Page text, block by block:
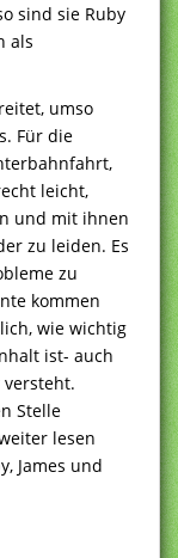
sind sie Ruby
als
umso
Für die
leicht,
und mit ihnen
zu leiden. Es
zu
kommen
wie wichtig
ist- auch
Stelle
lesen
James und